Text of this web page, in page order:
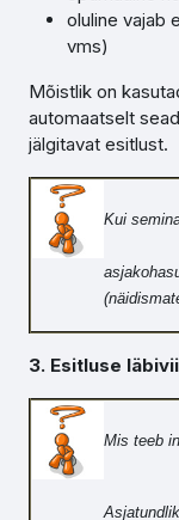
oluline vajab
vms)
Mõistlik on
automaatselt
jälgitavat esitlust.
Kui
asjakohasust –
(näidismaterjalid
3. Esitluse
Mis teeb